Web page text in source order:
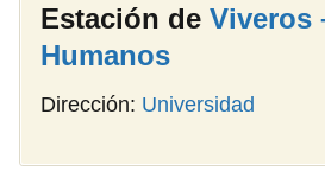
Estación de Viveros
Humanos
Dirección: Universidad